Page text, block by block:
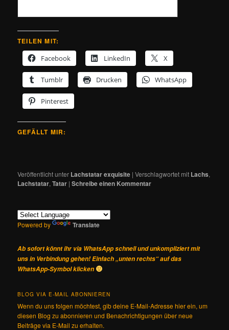
TEILEN MIT:
Facebook
LinkedIn X
Tumblr Drucken WhatsApp
Pinterest
GEFÄLLT MIR:
Veröffentlicht unter Lachstatar exquisite |Verschlagwortet mit Lachs,
Lachstatar,Tatar |Schreibe einen Kommentar
Powered by Translate
Ab sofort könnt ihr via WhatsApp schnell und unkompliziert mit
uns in Verbindung gehen! Einfach „unten rechts“ auf das
WhatsApp-Symbol klicken
BLOG VIA E-MAIL ABONNIEREN
Wenn du uns folgen möchtest, gib deine E-Mail-Adresse hier ein, um
diesen Blog zu abonnieren und Benachrichtigungen über neue
Beiträge via E-Mail zu erhalten.